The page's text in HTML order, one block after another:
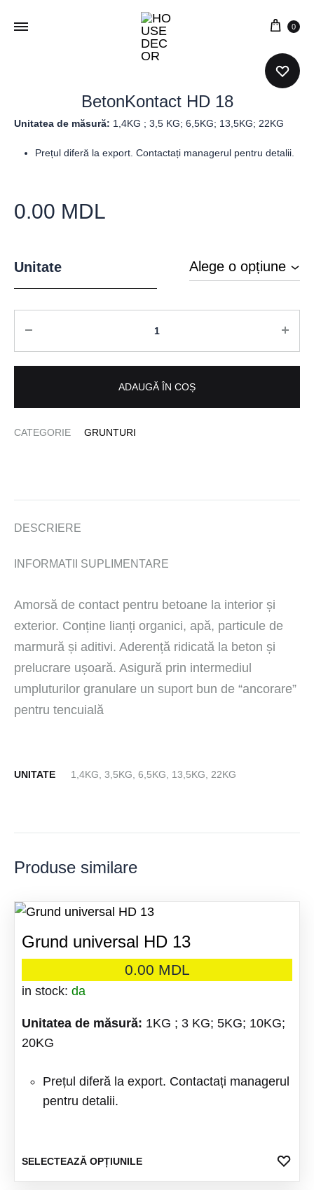
0
BetonKontact HD 18
Unitatea de măsură: 1,4KG ; 3,5 KG; 6,5KG; 13,5KG; 22KG
Prețul diferă la export. Contactați managerul pentru detalii.
0.00 MDL
Unitate
ADAUGĂ ÎN COȘ
CATEGORIE GRUNTURI
DESCRIERE
INFORMATII SUPLIMENTARE
Amorsă de contact pentru betoane la interior și
exterior. Conține lianți organici, apă, particule de
marmură și aditivi. Aderență ridicată la beton și
prelucrare ușoară. Asigură prin intermediul
umpluturilor granulare un suport bun de “ancorare”
pentru tencuială
UNITATE 1,4KG, 3,5KG, 6,5KG, 13,5KG, 22KG
Produse similare
Grund universal HD 13
0.00 MDL
in stock: da
Unitatea de măsură: 1KG ; 3 KG; 5KG; 10KG;
20KG
Prețul diferă la export. Contactați managerul
pentru detalii.
SELECTEAZĂ OPȚIUNILE
Acest
produs